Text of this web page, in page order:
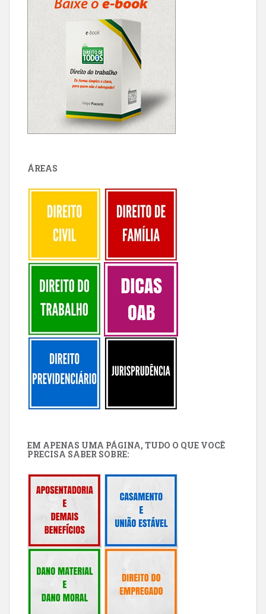
ÁREAS
EM APENAS UMA PÁGINA, TUDO O QUE VOCÊ
PRECISA SABER SOBRE: